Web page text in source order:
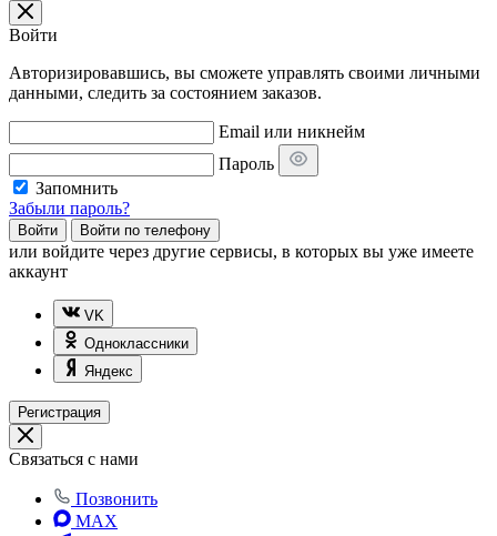
Войти
Авторизировавшись, вы сможете управлять своими личными
данными, следить за состоянием заказов.
Email или никнейм
Пароль
Запомнить
Забыли пароль?
Войти Войти по телефону
или войдите через другие сервисы, в которых вы уже имеете
аккаунт
VK
Одноклассники
Яндекс
Регистрация
Связаться с нами
Позвонить
MAX